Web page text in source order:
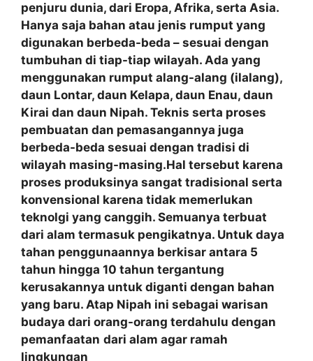
penjuru dunia, dari Eropa, Afrika, serta Asia.
Hanya saja bahan atau jenis rumput yang
digunakan berbeda-beda – sesuai dengan
tumbuhan di tiap-tiap wilayah. Ada yang
menggunakan rumput alang-alang (ilalang),
daun Lontar, daun Kelapa, daun Enau, daun
Kirai dan daun Nipah. Teknis serta proses
pembuatan dan pemasangannya juga
berbeda-beda sesuai dengan tradisi di
wilayah masing-masing.Hal tersebut karena
proses produksinya sangat tradisional serta
konvensional karena tidak memerlukan
teknolgi yang canggih. Semuanya terbuat
dari alam termasuk pengikatnya. Untuk daya
tahan penggunaannya berkisar antara 5
tahun hingga 10 tahun tergantung
kerusakannya untuk diganti dengan bahan
yang baru. Atap Nipah ini sebagai warisan
budaya dari orang-orang terdahulu dengan
pemanfaatan dari alam agar ramah
lingkungan